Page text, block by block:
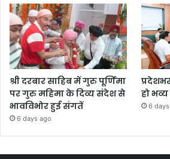
श्री दरबार साहिब में गुरु पूर्णिमा
पर गुरु महिमा के दिव्य संदेश से
भावविभोर हुई संगतें
6 days ago
हो
6